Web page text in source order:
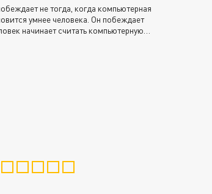
не тогда, когда компьютерная
умнее человека. Он побеждает
начинает считать компьютерную